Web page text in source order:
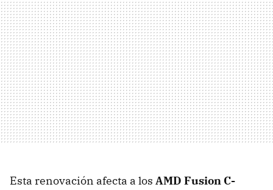
Esta renovación afecta a los AMD Fusion C-